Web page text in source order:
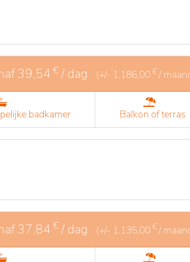
39,54 € / dag (+/- 1.186,00 € /
badkamer Balkon of terras
37,84 € / dag (+/- 1.135,00 € /